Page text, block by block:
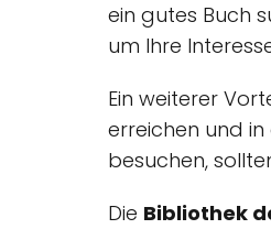
ein gutes Buch
um Ihre
Ein weiterer
erreichen und
besuchen,
Die Bibliothek